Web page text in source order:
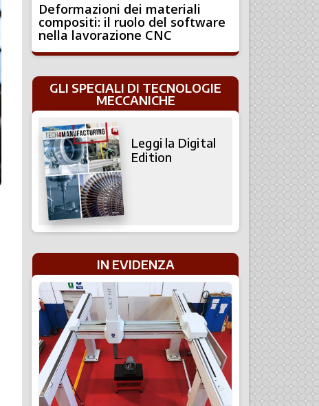
Deformazioni dei materiali
compositi: il ruolo del software
nella lavorazione CNC
GLI SPECIALI DI TECNOLOGIE
MECCANICHE
Leggi la Digital
Edition
IN EVIDENZA